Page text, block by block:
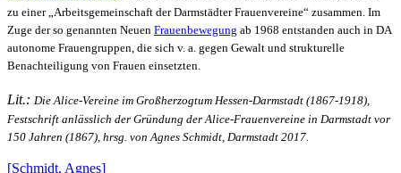
zu einer „Arbeitsgemeinschaft der Darmstädter Frauenvereine“ zusammen. Im
Zuge der so genannten Neuen Frauenbewegung ab 1968 entstanden auch in DA
autonome Frauengruppen, die sich v. a. gegen Gewalt und strukturelle
Benachteiligung von Frauen einsetzten.
Lit.: Die Alice-Vereine im Großherzogtum Hessen-Darmstadt (1867-1918),
Festschrift anlässlich der Gründung der Alice-Frauenvereine in Darmstadt vor
150 Jahren (1867), hrsg. von Agnes Schmidt, Darmstadt 2017.
[Schmidt, Agnes]